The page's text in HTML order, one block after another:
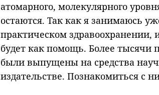
атомарного, молекулярного
остаются. Так как я занимаюсь
практическом здравоохранении,
будет как помощь. Более тысячи
были выпущены на средства
издательстве. Познакомиться